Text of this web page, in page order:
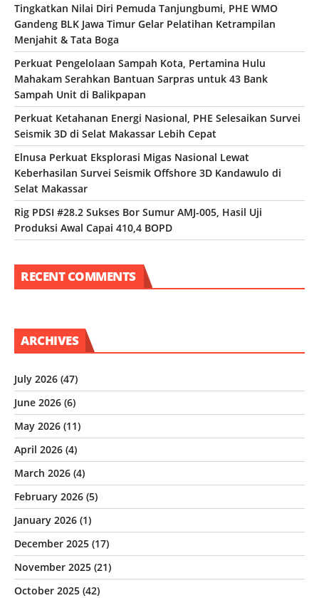
Tingkatkan Nilai Diri Pemuda Tanjungbumi, PHE WMO
Gandeng BLK Jawa Timur Gelar Pelatihan Ketrampilan
Menjahit & Tata Boga
Perkuat Pengelolaan Sampah Kota, Pertamina Hulu
Mahakam Serahkan Bantuan Sarpras untuk 43 Bank
Sampah Unit di Balikpapan
Perkuat Ketahanan Energi Nasional, PHE Selesaikan Survei
Seismik 3D di Selat Makassar Lebih Cepat
Elnusa Perkuat Eksplorasi Migas Nasional Lewat
Keberhasilan Survei Seismik Offshore 3D Kandawulo di
Selat Makassar
Rig PDSI #28.2 Sukses Bor Sumur AMJ-005, Hasil Uji
Produksi Awal Capai 410,4 BOPD
RECENT COMMENTS
ARCHIVES
July 2026 (47)
June 2026 (6)
May 2026 (11)
April 2026 (4)
March 2026 (4)
February 2026 (5)
January 2026 (1)
December 2025 (17)
November 2025 (21)
October 2025 (42)